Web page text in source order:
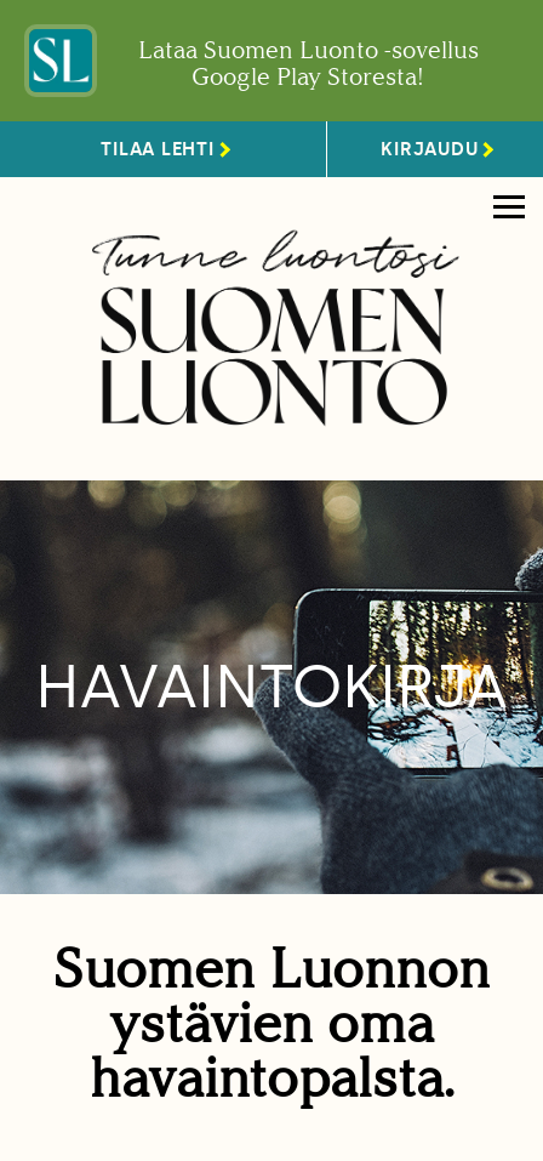
Lataa Suomen Luonto -sovellus
Google Play Storesta!
TILAA LEHTI KIRJAUDU
HAVAINTOKIRJA
Suomen Luonnon
ystävien oma
havaintopalsta.